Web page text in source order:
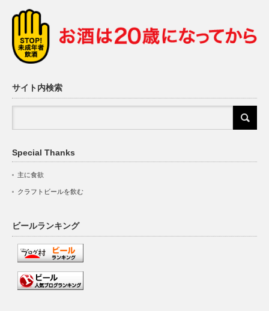
サイト内検索
Special Thanks
主に食欲
クラフトビールを飲む
ビールランキング